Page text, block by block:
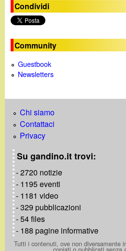
Condividi
Community
Guestbook
Newsletters
Chi siamo
Contattaci
Privacy
Su gandino.it trovi:
- 2720 notizie
- 1195 eventi
- 1181 video
- 329 pubblicazioni
- 54 files
- 188 pagine informative
Tutti i contenuti, ove non diversamente